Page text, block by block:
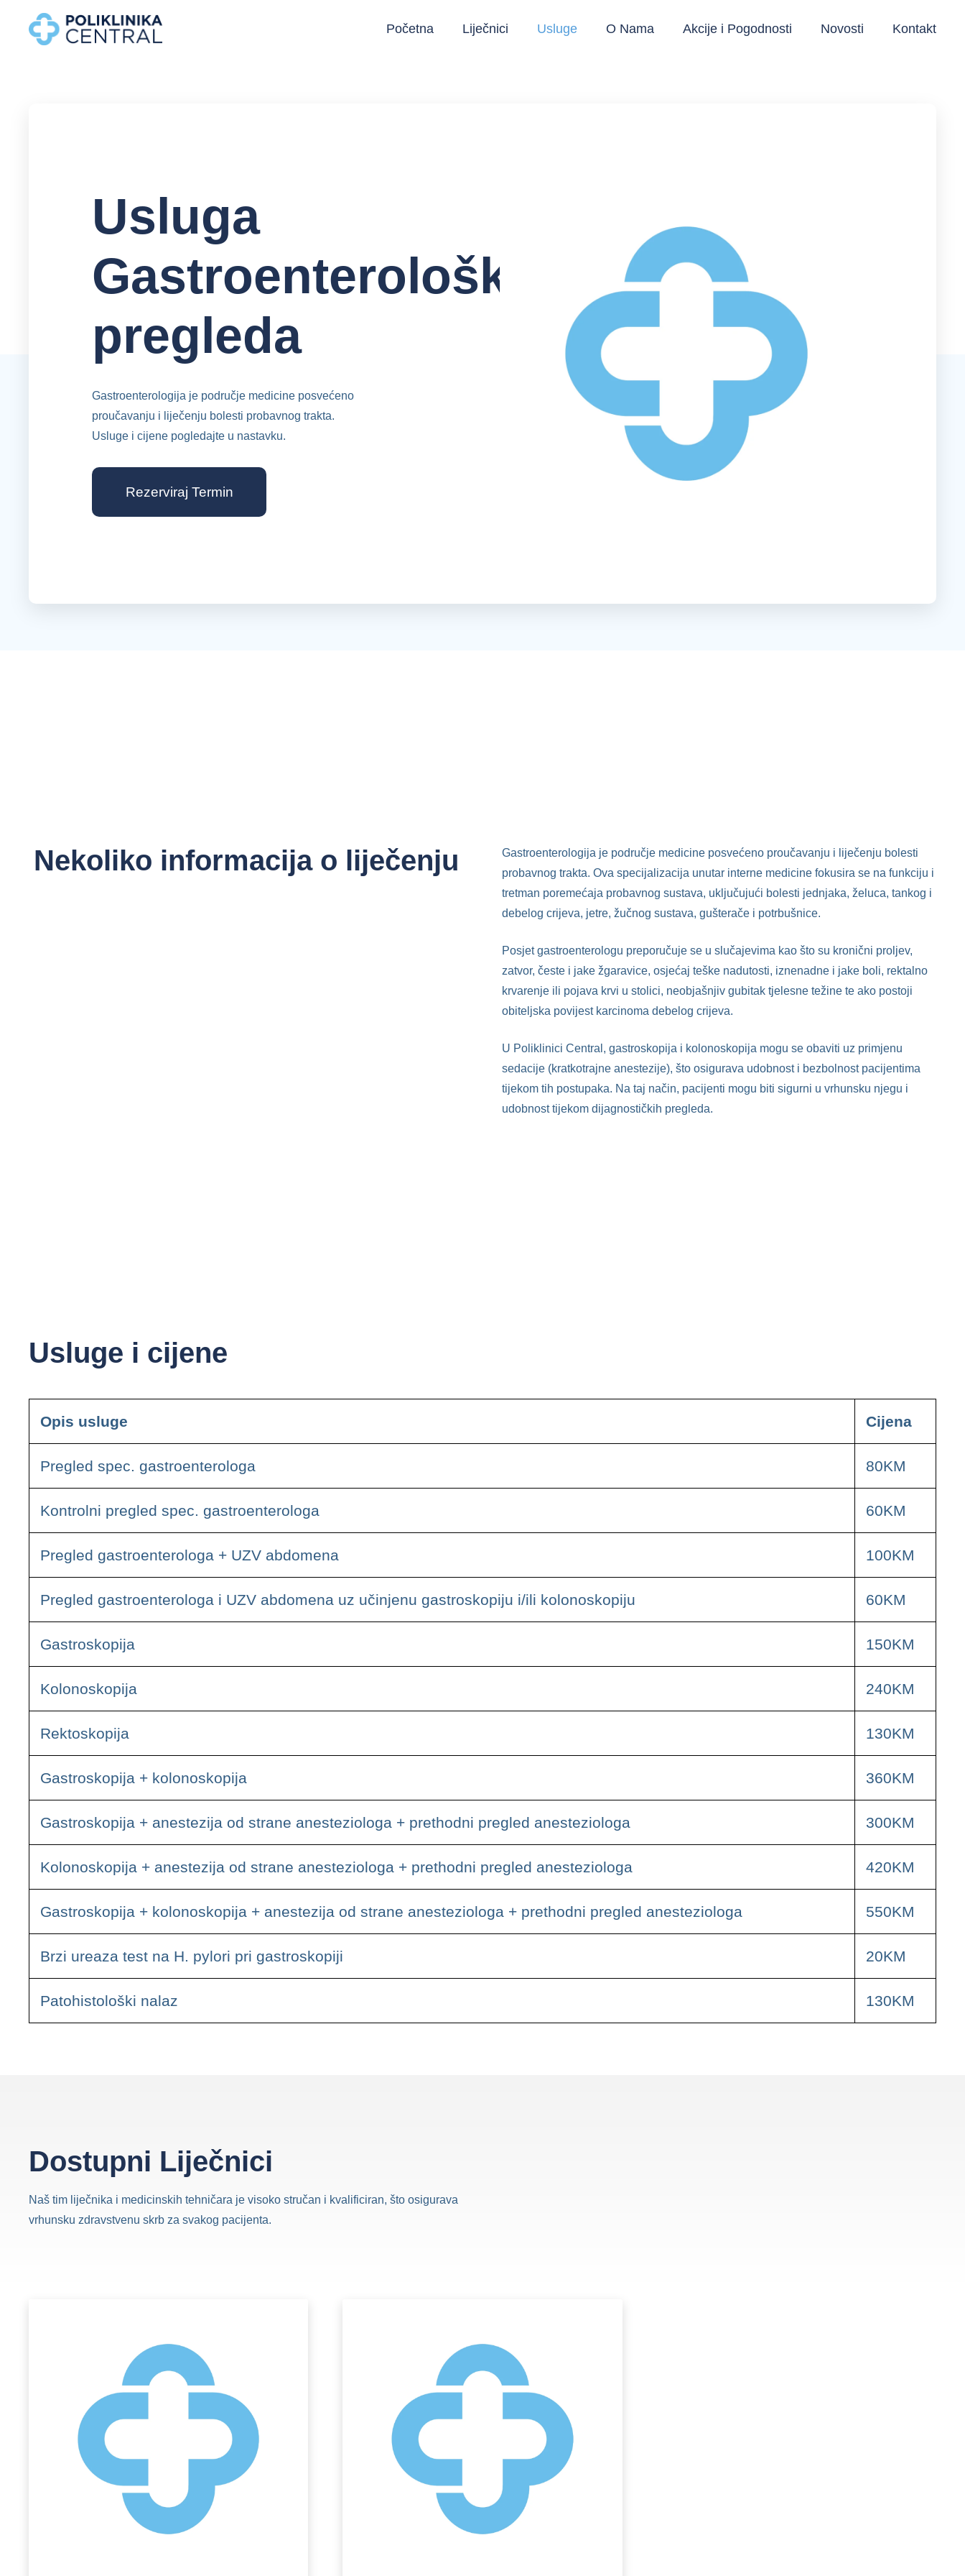
Početna Liječnici Usluge O Nama Akcije i Pogodnosti Novosti Kontakt
Usluga
Gastroenterološkog
pregleda
Gastroenterologija je područje medicine posvećeno
proučavanju i liječenju bolesti probavnog trakta.
Usluge i cijene pogledajte u nastavku.
Rezerviraj Termin
Nekoliko informacija o liječenju
Gastroenterologija je područje medicine posvećeno proučavanju i liječenju bolesti
probavnog trakta. Ova specijalizacija unutar interne medicine fokusira se na funkciju i
tretman poremećaja probavnog sustava, uključujući bolesti jednjaka, želuca, tankog i
debelog crijeva, jetre, žučnog sustava, gušterače i potrbušnice.
Posjet gastroenterologu preporučuje se u slučajevima kao što su kronični proljev,
zatvor, česte i jake žgaravice, osjećaj teške nadutosti, iznenadne i jake boli, rektalno
krvarenje ili pojava krvi u stolici, neobjašnjiv gubitak tjelesne težine te ako postoji
obiteljska povijest karcinoma debelog crijeva.
U Poliklinici Central, gastroskopija i kolonoskopija mogu se obaviti uz primjenu
sedacije (kratkotrajne anestezije), što osigurava udobnost i bezbolnost pacijentima
tijekom tih postupaka. Na taj način, pacijenti mogu biti sigurni u vrhunsku njegu i
udobnost tijekom dijagnostičkih pregleda.
Usluge i cijene
Opis usluge Cijena
Pregled spec. gastroenterologa 80KM
Kontrolni pregled spec. gastroenterologa 60KM
Pregled gastroenterologa + UZV abdomena 100KM
Pregled gastroenterologa i UZV abdomena uz učinjenu gastroskopiju i/ili kolonoskopiju 60KM
Gastroskopija 150KM
Kolonoskopija 240KM
Rektoskopija 130KM
Gastroskopija + kolonoskopija 360KM
Gastroskopija + anestezija od strane anesteziologa + prethodni pregled anesteziologa 300KM
Kolonoskopija + anestezija od strane anesteziologa + prethodni pregled anesteziologa 420KM
Gastroskopija + kolonoskopija + anestezija od strane anesteziologa + prethodni pregled anesteziologa 550KM
Brzi ureaza test na H. pylori pri gastroskopiji 20KM
Patohistološki nalaz 130KM
Dostupni Liječnici
Naš tim liječnika i medicinskih tehničara je visoko stručan i kvalificiran, što osigurava
vrhunsku zdravstvenu skrb za svakog pacijenta.